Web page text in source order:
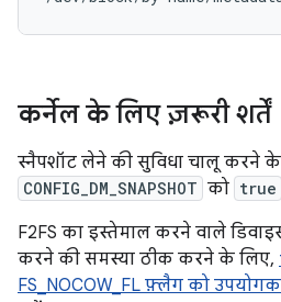
कर्नेल के लिए ज़रूरी शर्तें
स्नैपशॉट लेने की सुविधा चालू करने
CONFIG_DM_SNAPSHOT को true
F2FS का इस्तेमाल करने वाले
करने की समस्या ठीक करने के लिए,
FS_NOCOW_FL फ़्लैग को